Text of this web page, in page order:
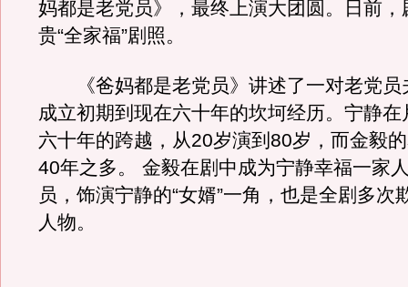
妈都是老党员》，最终上演大团圆。日前，
贵“全家福”剧照。
《爸妈都是老党员》讲述了一对老党员
成立初期到现在六十年的坎坷经历。宁静在
六十年的跨越，从20岁演到80岁，而金毅
40年之多。 金毅在剧中成为宁静幸福一家
员，饰演宁静的“女婿”一角，也是全剧多次
人物。